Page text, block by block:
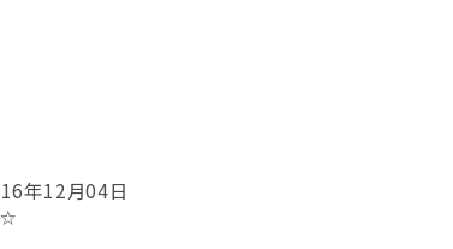
年12月04日